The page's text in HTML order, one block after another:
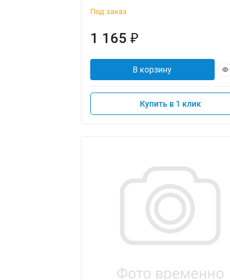
Под заказ
1 165 ₽
В корзину
Купить в 1 клик